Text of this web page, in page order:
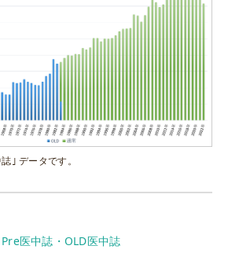
｣ データです。
医中誌・OLD医中誌